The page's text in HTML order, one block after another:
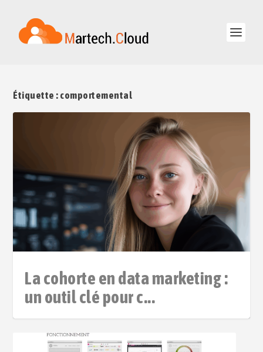
Étiquette : comportemental
La cohorte en data marketing :
un outil clé pour c...